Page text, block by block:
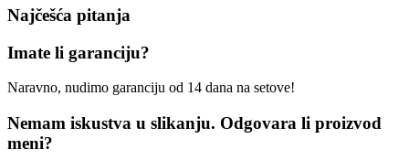
Najčešća pitanja
Imate li garanciju?
Naravno, nudimo garanciju od 14 dana na setove!
Nemam iskustva u slikanju. Odgovara li proizvod
meni?